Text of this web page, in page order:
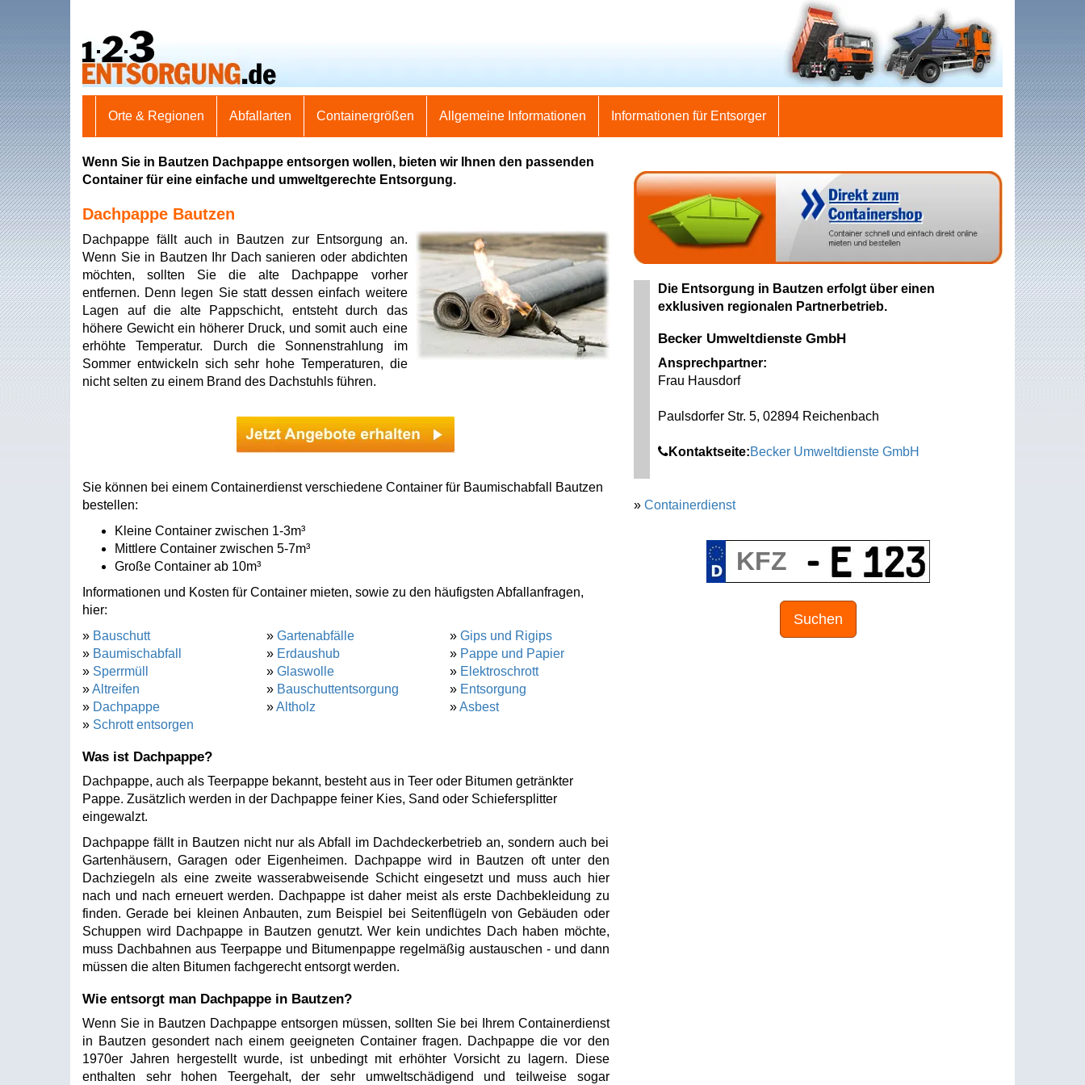
Orte & Regionen Abfallarten Containergrößen Allgemeine Informationen Informationen für Entsorger
Wenn Sie in Bautzen Dachpappe entsorgen wollen, bieten wir Ihnen den passenden
Container für eine einfache und umweltgerechte Entsorgung.
Dachpappe Bautzen
Dachpappe fällt auch in Bautzen zur Entsorgung an.
Wenn Sie in Bautzen Ihr Dach sanieren oder abdichten
möchten, sollten Sie die alte Dachpappe vorher
entfernen. Denn legen Sie statt dessen einfach weitere
Lagen auf die alte Pappschicht, entsteht durch das
höhere Gewicht ein höherer Druck, und somit auch eine
erhöhte Temperatur. Durch die Sonnenstrahlung im
Sommer entwickeln sich sehr hohe Temperaturen, die
nicht selten zu einem Brand des Dachstuhls führen.
Sie können bei einem Containerdienst verschiedene Container für Baumischabfall Bautzen
bestellen:
Kleine Container zwischen 1-3m³
Mittlere Container zwischen 5-7m³
Große Container ab 10m³
Informationen und Kosten für Container mieten, sowie zu den häufigsten Abfallanfragen,
hier:
» Bauschutt
» Baumischabfall
» Sperrmüll
»Altreifen
» Dachpappe
» Schrott entsorgen
» Gartenabfälle
» Erdaushub
» Glaswolle
» Bauschuttentsorgung
»Altholz
» Gips und Rigips
» Pappe und Papier
» Elektroschrott
» Entsorgung
»Asbest
Was ist Dachpappe?
Dachpappe, auch als Teerpappe bekannt, besteht aus in Teer oder Bitumen getränkter
Pappe. Zusätzlich werden in der Dachpappe feiner Kies, Sand oder Schiefersplitter
eingewalzt.
Dachpappe fällt in Bautzen nicht nur als Abfall im Dachdeckerbetrieb an, sondern auch bei
Gartenhäusern, Garagen oder Eigenheimen. Dachpappe wird in Bautzen oft unter den
Dachziegeln als eine zweite wasserabweisende Schicht eingesetzt und muss auch hier
nach und nach erneuert werden. Dachpappe ist daher meist als erste Dachbekleidung zu
finden. Gerade bei kleinen Anbauten, zum Beispiel bei Seitenflügeln von Gebäuden oder
Schuppen wird Dachpappe in Bautzen genutzt. Wer kein undichtes Dach haben möchte,
muss Dachbahnen aus Teerpappe und Bitumenpappe regelmäßig austauschen - und dann
müssen die alten Bitumen fachgerecht entsorgt werden.
Wie entsorgt man Dachpappe in Bautzen?
Wenn Sie in Bautzen Dachpappe entsorgen müssen, sollten Sie bei Ihrem Containerdienst
in Bautzen gesondert nach einem geeigneten Container fragen. Dachpappe die vor den
1970er Jahren hergestellt wurde, ist unbedingt mit erhöhter Vorsicht zu lagern. Diese
enthalten sehr hohen Teergehalt, der sehr umweltschädigend und teilweise sogar
Die Entsorgung in Bautzen erfolgt über einen
exklusiven regionalen Partnerbetrieb.
Becker Umweltdienste GmbH
Ansprechpartner:
Frau Hausdorf
Paulsdorfer Str. 5, 02894 Reichenbach
Kontaktseite:Becker Umweltdienste GmbH
» Containerdienst
Suchen